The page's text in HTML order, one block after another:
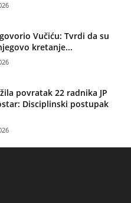
Vučiću: Tvrdi da su
kretanje...
povratak 22 radnika JP
Disciplinski postupak